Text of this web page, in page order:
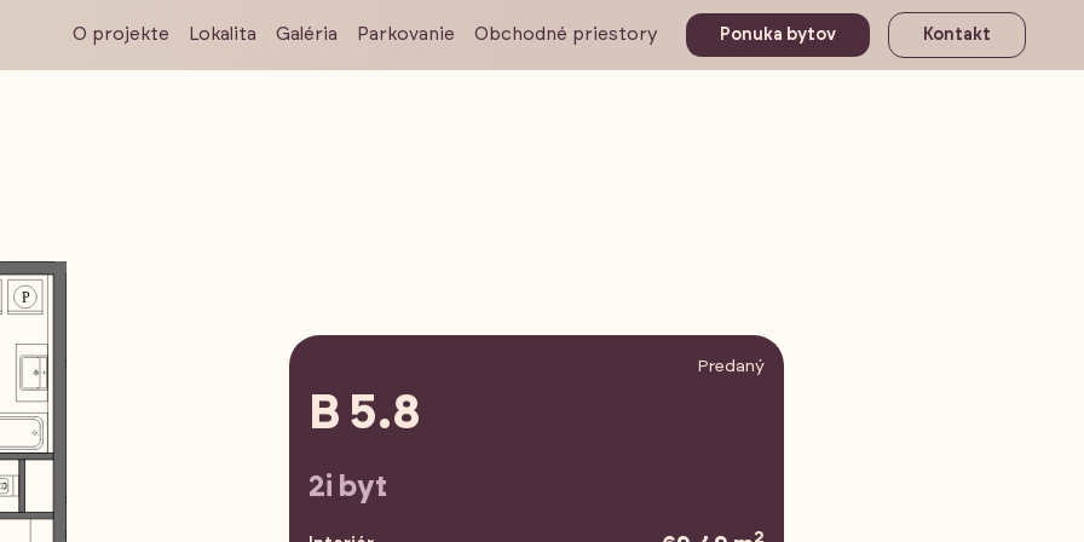
O projekte Lokalita Galéria Parkovanie Obchodné priestory Ponuka bytov Kontakt
Predaný
B 5.8
2i byt
2